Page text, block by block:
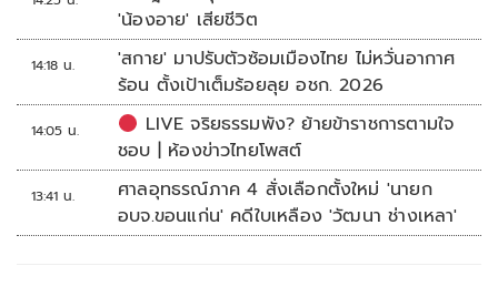
'น้องอาย' เสียชีวิต
14:18 น.
'สกาย' มาปรับตัวซ้อมเมืองไทย ไม่หวั่นอากาศ
ร้อน ตั้งเป้าเต็มร้อยลุย อชก. 2026
14:05 น.
LIVE จริยธรรมพัง? ย้ายข้าราชการตามใจ
ชอบ | ห้องข่าวไทยโพสต์
13:41 น.
ศาลอุทธรณ์ภาค 4 สั่งเลือกตั้งใหม่ 'นายก
อบจ.ขอนแก่น' คดีใบเหลือง 'วัฒนา ช่างเหลา'